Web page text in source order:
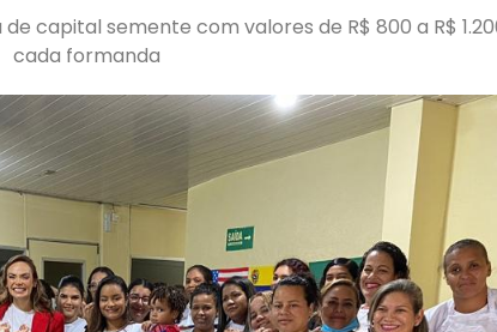
capital semente com valores de R$ 800 a R$
cada formanda